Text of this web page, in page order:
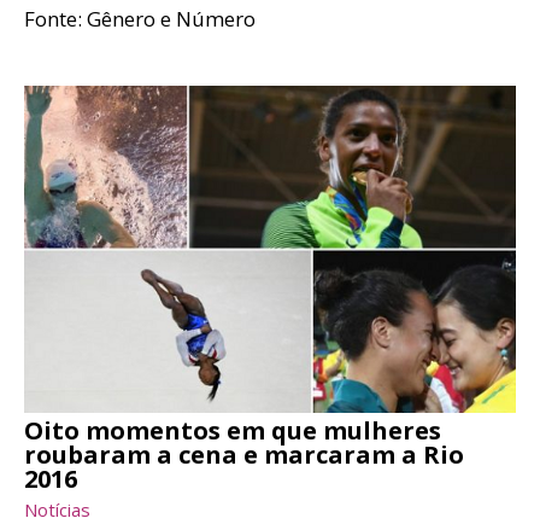
Fonte: Gênero e Número
Oito momentos em que mulheres
roubaram a cena e marcaram a Rio
2016
Notícias